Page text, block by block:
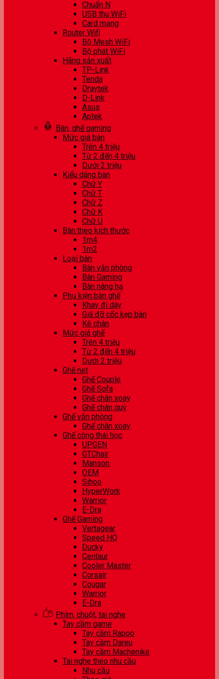
Chuẩn N
USB thu WiFi
Card mạng
Router Wifi
Bộ Mesh WiFi
Bộ phát WiFi
Hãng sản xuất
TP-Link
Tenda
Draytek
D-Link
Asus
Aptek
Bàn, ghế gaming
Mức giá bàn
Trên 4 triệu
Từ 2 đến 4 triệu
Dưới 2 triệu
Kiểu dáng bàn
Chữ Y
Chữ T
Chữ Z
Chữ K
Chữ U
Bàn theo kích thước
1m4
1m2
Loại bàn
Bàn văn phòng
Bàn Gaming
Bàn nâng hạ
Phụ kiện bàn ghế
Khay đi dây
Giá đỡ cốc kẹp bàn
Kê chân
Mức giá ghế
Trên 4 triệu
Từ 2 đến 4 triệu
Dưới 2 triệu
Ghế net
Ghế Couple
Ghế Sofa
Ghế chân xoay
Ghế chân quỳ
Ghế văn phòng
Ghế chân xoay
Ghế công thái học
UPGEN
GTChair
Manson
OEM
Sihoo
HyperWork
Warrior
E-Dra
Ghế Gaming
Vertagear
Speed HQ
Ducky
Centaur
Cooler Master
Corsair
Cougar
Warrior
E-Dra
Phím, chuột, tai nghe
Tay cầm game
Tay cầm Rapoo
Tay cầm Dareu
Tay cầm Machenike
Tai nghe theo nhu cầu
Nhu cầu